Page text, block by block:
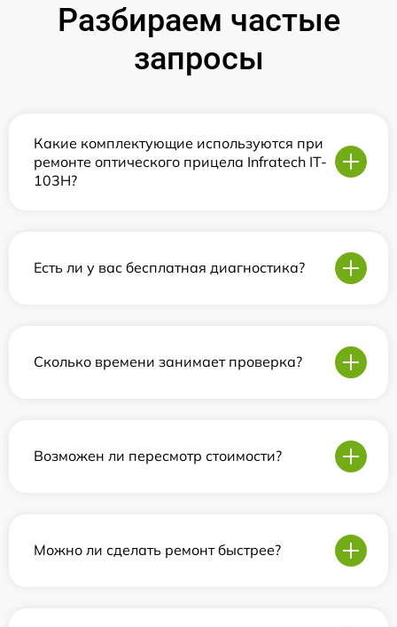
Разбираем частые
запросы
Какие комплектующие используются при
ремонте оптического прицела Infratech IT-
103Н?
Есть ли у вас бесплатная диагностика?
Сколько времени занимает проверка?
Возможен ли пересмотр стоимости?
Можно ли сделать ремонт быстрее?